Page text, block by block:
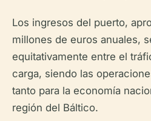
Los ingresos del puerto,
millones de euros anuales,
equitativamente entre el
carga, siendo las
tanto para la economía
región del Báltico.